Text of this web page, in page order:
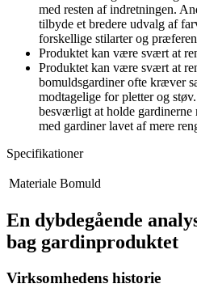
med resten af indretningen.
tilbyde et bredere udvalg af
forskellige stilarter og
Produktet kan være svært at
Produktet kan være svært at
bomuldsgardiner ofte kræver
modtagelige for pletter og
besværligt at holde gardinerne
med gardiner lavet af mere
Specifikationer
Materiale Bomuld
En dybdegående
bag gardinproduktet
Virksomhedens historie